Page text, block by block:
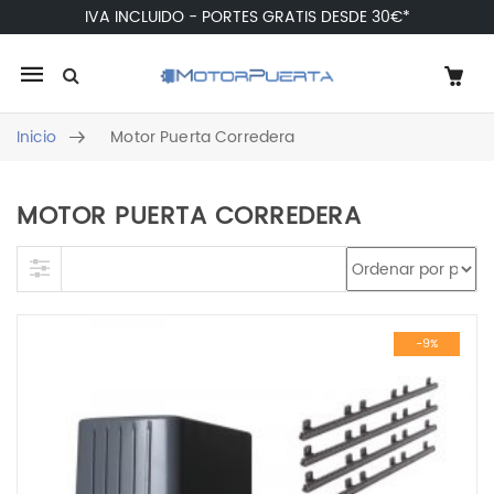
IVA INCLUIDO - PORTES GRATIS DESDE 30€*
Mobile
navigation
Inicio Motor Puerta Corredera
Skip to content
MOTOR PUERTA CORREDERA
-9%